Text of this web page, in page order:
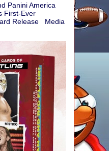
Panini America
First-Ever
Release Media